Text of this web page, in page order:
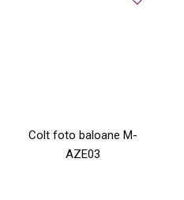
Colt foto baloane M-
AZE03